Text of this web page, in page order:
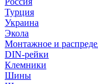
Турция
Украина
Экола
Монтажное и
DIN-рейки
Клемники
Шины